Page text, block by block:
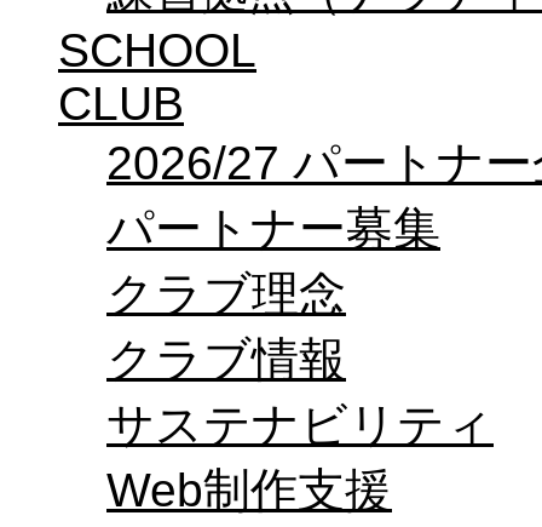
SCHOOL
CLUB
2026/27 パートナ
パートナー募集
クラブ理念
クラブ情報
サステナビリティ
Web制作支援